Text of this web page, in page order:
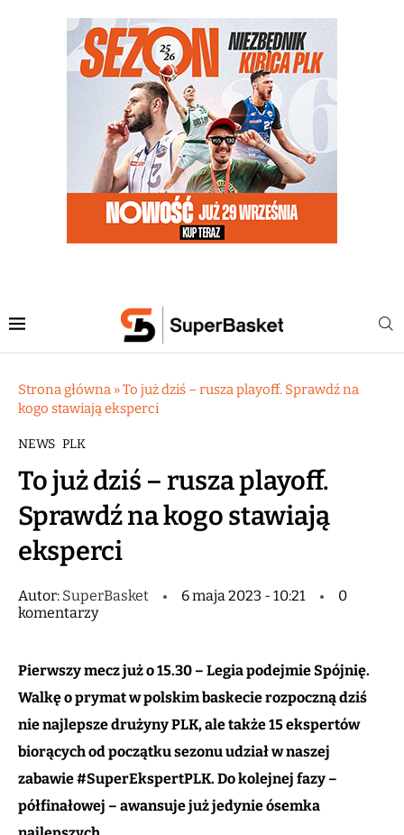
Strona główna »To już dziś – rusza playoff. Sprawdź na
kogo stawiają eksperci
NEWS PLK
To już dziś – rusza playoff.
Sprawdź na kogo stawiają
eksperci
Autor: SuperBasket 6 maja 2023 - 10:21
0
komentarzy
Pierwszy mecz już o 15.30 – Legia podejmie Spójnię.
Walkę o prymat w polskim baskecie rozpoczną dziś
nie najlepsze drużyny PLK, ale także 15 ekspertów
biorących od początku sezonu udział w naszej
zabawie #SuperEkspertPLK. Do kolejnej fazy –
półfinałowej – awansuje już jedynie ósemka